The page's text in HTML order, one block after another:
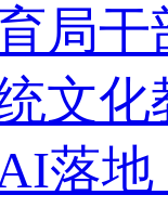
局
文化
落